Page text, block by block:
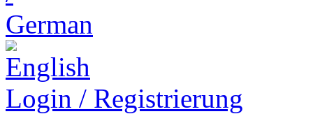
Login / Registrierung